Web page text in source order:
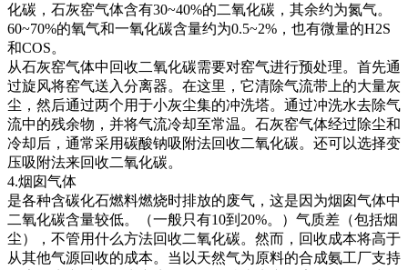
化碳，石灰窑气体含有30~40%的二氧化碳，其余约为氮气。
60~70%的氧气和一氧化碳含量约为0.5~2%，也有微量的H2S
和COS。
从石灰窑气体中回收二氧化碳需要对窑气进行预处理。首先通
过旋风将窑气送入分离器。在这里，它清除气流带上的大量灰
尘，然后通过两个用于小灰尘集的冲洗塔。通过冲洗水去除气
流中的残余物，并将气流冷却至常温。石灰窑气体经过除尘和
冷却后，通常采用碳酸钠吸附法回收二氧化碳。还可以选择变
压吸附法来回收二氧化碳。
4.烟囱气体
是各种含碳化石燃料燃烧时排放的废气，这是因为烟囱气体中
二氧化碳含量较低。（一般只有10到20%。）气质差（包括烟
尘），不管用什么方法回收二氧化碳。然而，回收成本将高于
从其他气源回收的成本。当以天然气为原料的合成氨工厂支持